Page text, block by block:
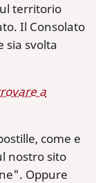
territorio
Il Consolato
sia svolta
a
come e
nostro sito
Oppure